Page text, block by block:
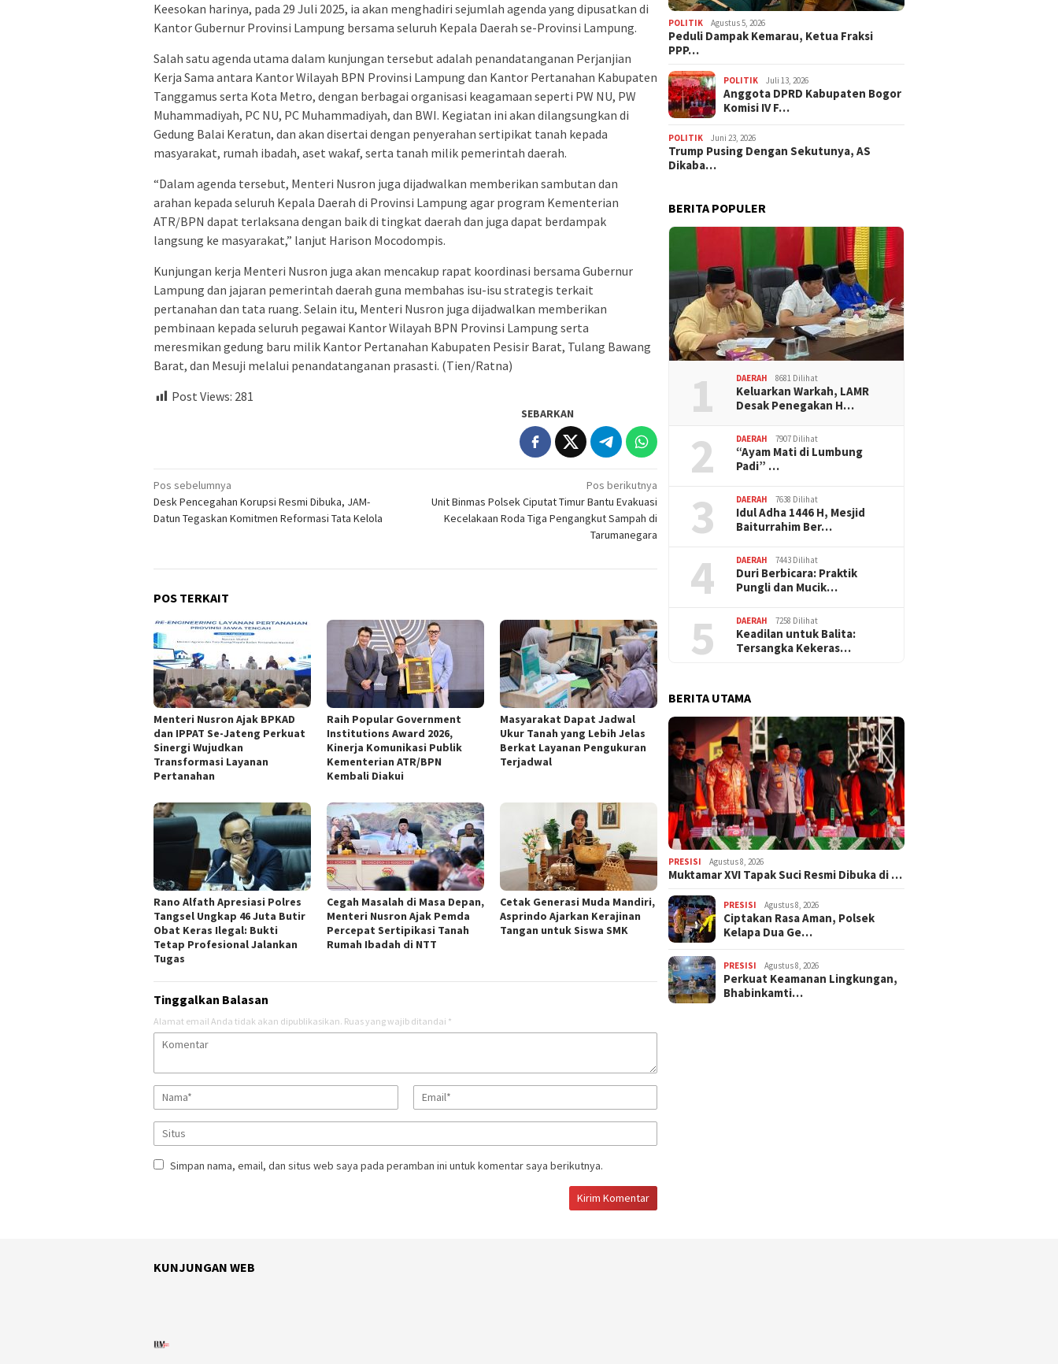
Keesokan harinya, pada 29 Juli 2025, ia akan menghadiri sejumlah agenda yang dipusatkan di
Kantor Gubernur Provinsi Lampung bersama seluruh Kepala Daerah se-Provinsi Lampung.
Salah satu agenda utama dalam kunjungan tersebut adalah penandatanganan Perjanjian
Kerja Sama antara Kantor Wilayah BPN Provinsi Lampung dan Kantor Pertanahan Kabupaten
Tanggamus serta Kota Metro, dengan berbagai organisasi keagamaan seperti PW NU, PW
Muhammadiyah, PC NU, PC Muhammadiyah, dan BWI. Kegiatan ini akan dilangsungkan di
Gedung Balai Keratun, dan akan disertai dengan penyerahan sertipikat tanah kepada
masyarakat, rumah ibadah, aset wakaf, serta tanah milik pemerintah daerah.
“Dalam agenda tersebut, Menteri Nusron juga dijadwalkan memberikan sambutan dan
arahan kepada seluruh Kepala Daerah di Provinsi Lampung agar program Kementerian
ATR/BPN dapat terlaksana dengan baik di tingkat daerah dan juga dapat berdampak
langsung ke masyarakat,” lanjut Harison Mocodompis.
Kunjungan kerja Menteri Nusron juga akan mencakup rapat koordinasi bersama Gubernur
Lampung dan jajaran pemerintah daerah guna membahas isu-isu strategis terkait
pertanahan dan tata ruang. Selain itu, Menteri Nusron juga dijadwalkan memberikan
pembinaan kepada seluruh pegawai Kantor Wilayah BPN Provinsi Lampung serta
meresmikan gedung baru milik Kantor Pertanahan Kabupaten Pesisir Barat, Tulang Bawang
Barat, dan Mesuji melalui penandatanganan prasasti. (Tien/Ratna)
Post Views: 281
SEBARKAN
Navigasi
pos
Pos sebelumnya
Desk Pencegahan Korupsi Resmi Dibuka, JAM-
Datun Tegaskan Komitmen Reformasi Tata Kelola
Pos berikutnya
Unit Binmas Polsek Ciputat Timur Bantu Evakuasi
Kecelakaan Roda Tiga Pengangkut Sampah di
Tarumanegara
POS TERKAIT
Menteri Nusron Ajak BPKAD
dan IPPAT Se-Jateng Perkuat
Sinergi Wujudkan
Transformasi Layanan
Pertanahan
Raih Popular Government
Institutions Award 2026,
Kinerja Komunikasi Publik
Kementerian ATR/BPN
Kembali Diakui
‎Masyarakat Dapat Jadwal
Ukur Tanah yang Lebih Jelas
Berkat Layanan Pengukuran
Terjadwal
Rano Alfath Apresiasi Polres
Tangsel Ungkap 46 Juta Butir
Obat Keras Ilegal: Bukti
Tetap Profesional Jalankan
Tugas
‎Cegah Masalah di Masa Depan,
Menteri Nusron Ajak Pemda
Percepat Sertipikasi Tanah
Rumah Ibadah di NTT ‎
Cetak Generasi Muda Mandiri,
Asprindo Ajarkan Kerajinan
Tangan untuk Siswa SMK
Tinggalkan Balasan
Alamat email Anda tidak akan dipublikasikan. Ruas yang wajib ditandai *
Simpan nama, email, dan situs web saya pada peramban ini untuk komentar saya berikutnya.
POLITIK Agustus 5, 2026
‎Peduli Dampak Kemarau, Ketua Fraksi
PPP…
POLITIK Juli 13, 2026
Anggota DPRD Kabupaten Bogor
Komisi IV F…
POLITIK Juni 23, 2026
Trump Pusing Dengan Sekutunya, AS
Dikaba…
BERITA POPULER
1 DAERAH 8681 Dilihat
Keluarkan Warkah, LAMR
Desak Penegakan H…
2 DAERAH 7907 Dilihat
“Ayam Mati di Lumbung
Padi” …
3 DAERAH 7638 Dilihat
Idul Adha 1446 H, Mesjid
Baiturrahim Ber…
4 DAERAH 7443 Dilihat
Duri Berbicara: Praktik
Pungli dan Mucik…
5 DAERAH 7258 Dilihat
Keadilan untuk Balita:
Tersangka Kekeras…
BERITA UTAMA
PRESISI Agustus 8, 2026
Muktamar XVI Tapak Suci Resmi Dibuka di …
PRESISI Agustus 8, 2026
Ciptakan Rasa Aman, Polsek
Kelapa Dua Ge…
PRESISI Agustus 8, 2026
Perkuat Keamanan Lingkungan,
Bhabinkamti…
KUNJUNGAN WEB